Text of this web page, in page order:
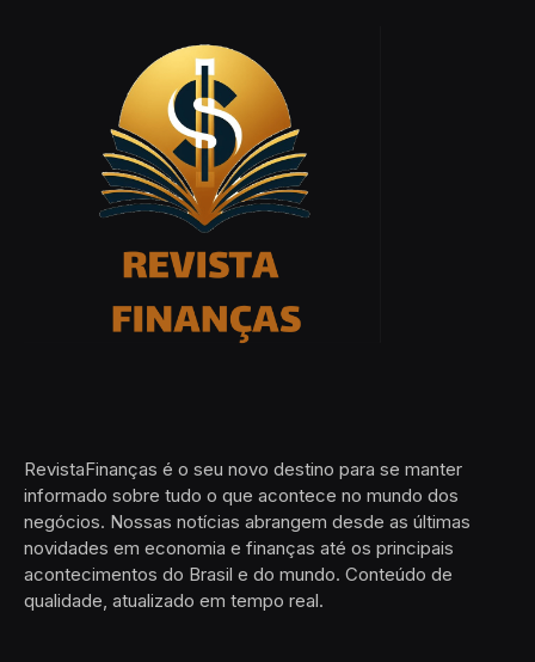
RevistaFinanças é o seu novo destino para se manter
informado sobre tudo o que acontece no mundo dos
negócios. Nossas notícias abrangem desde as últimas
novidades em economia e finanças até os principais
acontecimentos do Brasil e do mundo. Conteúdo de
qualidade, atualizado em tempo real.